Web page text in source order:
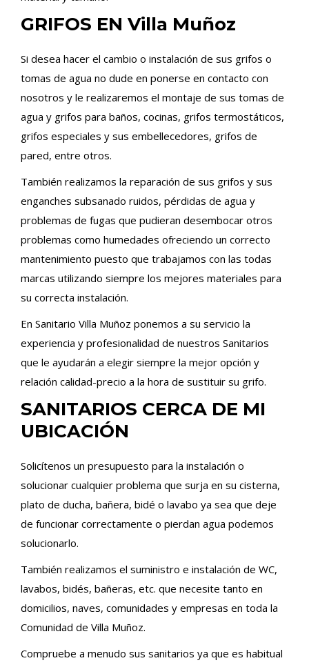
GRIFOS EN Villa Muñoz
Si desea hacer el cambio o instalación de sus grifos o
tomas de agua no dude en ponerse en contacto con
nosotros y le realizaremos el montaje de sus tomas de
agua y grifos para baños, cocinas, grifos termostáticos,
grifos especiales y sus embellecedores, grifos de
pared, entre otros.
También realizamos la reparación de sus grifos y sus
enganches subsanado ruidos, pérdidas de agua y
problemas de fugas que pudieran desembocar otros
problemas como humedades ofreciendo un correcto
mantenimiento puesto que trabajamos con las todas
marcas utilizando siempre los mejores materiales para
su correcta instalación.
En Sanitario Villa Muñoz ponemos a su servicio la
experiencia y profesionalidad de nuestros Sanitarios
que le ayudarán a elegir siempre la mejor opción y
relación calidad-precio a la hora de sustituir su grifo.
SANITARIOS CERCA DE MI
UBICACIÓN
Solicítenos un presupuesto para la instalación o
solucionar cualquier problema que surja en su cisterna,
plato de ducha, bañera, bidé o lavabo ya sea que deje
de funcionar correctamente o pierdan agua podemos
solucionarlo.
También realizamos el suministro e instalación de WC,
lavabos, bidés, bañeras, etc. que necesite tanto en
domicilios, naves, comunidades y empresas en toda la
Comunidad de Villa Muñoz.
Compruebe a menudo sus sanitarios ya que es habitual